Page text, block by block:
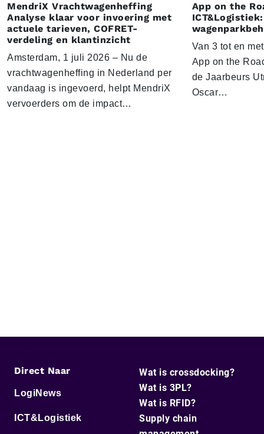
MendriX Vrachtwagenheffing
Analyse klaar voor invoering met
actuele tarieven, COFRET-
verdeling en klantinzicht
Amsterdam, 1 juli 2026 – Nu de
vrachtwagenheffing in Nederland per
vandaag is ingevoerd, helpt MendriX
vervoerders om de impact…
App on the
Van 3 tot en
App on the
de Jaarbeurs
Oscar…
Direct Naar
LogiNews
ICT&Logistiek
Wat is crossdocking?
Wat is 3PL?
Wat is RFID?
Supply chain